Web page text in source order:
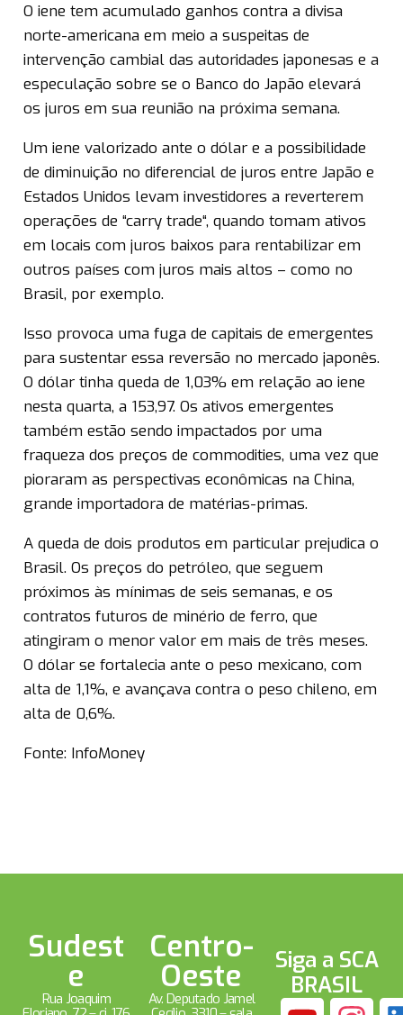
O iene tem acumulado ganhos contra a divisa
norte-americana em meio a suspeitas de
intervenção cambial das autoridades japonesas e a
especulação sobre se o Banco do Japão elevará
os juros em sua reunião na próxima semana.
Um iene valorizado ante o dólar e a possibilidade
de diminuição no diferencial de juros entre Japão e
Estados Unidos levam investidores a reverterem
operações de “carry trade“, quando tomam ativos
em locais com juros baixos para rentabilizar em
outros países com juros mais altos – como no
Brasil, por exemplo.
Isso provoca uma fuga de capitais de emergentes
para sustentar essa reversão no mercado japonês.
O dólar tinha queda de 1,03% em relação ao iene
nesta quarta, a 153,97. Os ativos emergentes
também estão sendo impactados por uma
fraqueza dos preços de commodities, uma vez que
pioraram as perspectivas econômicas na China,
grande importadora de matérias-primas.
A queda de dois produtos em particular prejudica o
Brasil. Os preços do petróleo, que seguem
próximos às mínimas de seis semanas, e os
contratos futuros de minério de ferro, que
atingiram o menor valor em mais de três meses.
O dólar se fortalecia ante o peso mexicano, com
alta de 1,1%, e avançava contra o peso chileno, em
alta de 0,6%.
Fonte: InfoMoney
Sudest
e
Rua Joaquim
Centro-
Oeste
Av. Deputado Jamel
Siga a SCA
BRASIL